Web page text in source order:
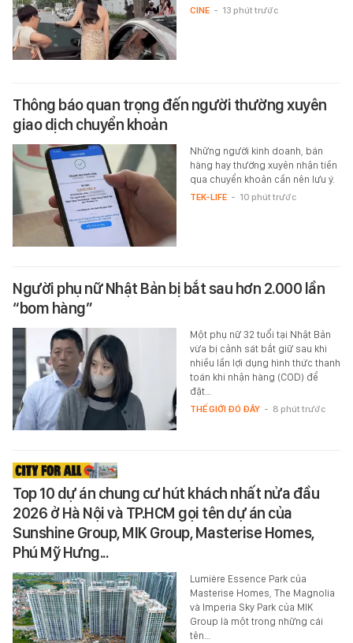
CINE - 13 phút trước
Thông báo quan trọng đến người thường xuyên
giao dịch chuyển khoản
Những người kinh doanh, bán
hàng hay thường xuyên nhận tiền
qua chuyển khoản cần nên lưu ý.
TEK-LIFE - 10 phút trước
Người phụ nữ Nhật Bản bị bắt sau hơn 2.000 lần
“bom hàng”
Một phụ nữ 32 tuổi tại Nhật Bản
vừa bị cảnh sát bắt giữ sau khi
nhiều lần lợi dụng hình thức thanh
toán khi nhận hàng (COD) để
đặt…
THẾ GIỚI ĐÓ ĐÂY - 8 phút trước
Top 10 dự án chung cư hút khách nhất nửa đầu
2026 ở Hà Nội và TP.HCM gọi tên dự án của
Sunshine Group, MIK Group, Masterise Homes,
Phú Mỹ Hưng...
Lumière Essence Park của
Masterise Homes, The Magnolia
và Imperia Sky Park của MIK
Group là một trong những cái
tên…